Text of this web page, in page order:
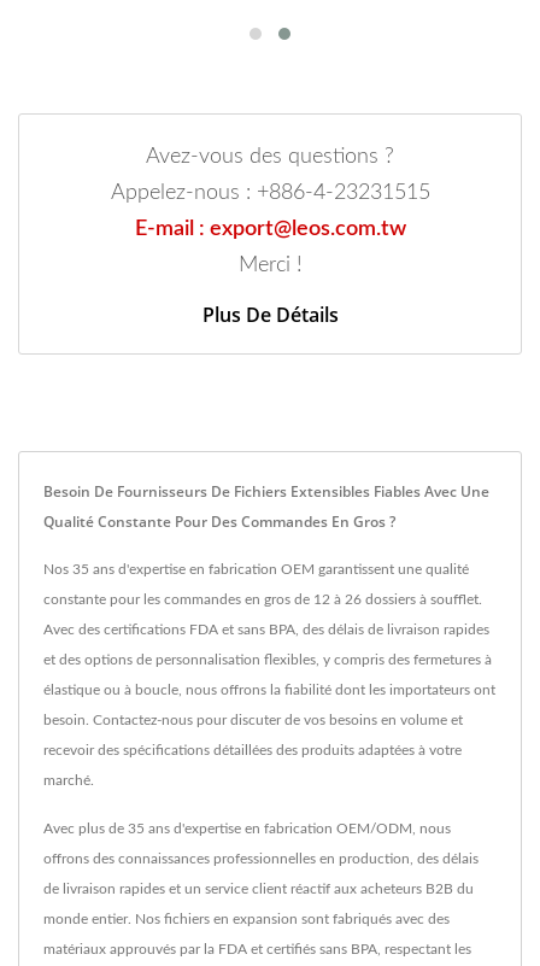
Avez-vous des questions ?
Appelez-nous : +886-4-23231515
E-mail : export@leos.com.tw
Merci !
Plus De Détails
Besoin De Fournisseurs De Fichiers Extensibles Fiables Avec Une
Qualité Constante Pour Des Commandes En Gros ?
Nos 35 ans d'expertise en fabrication OEM garantissent une qualité
constante pour les commandes en gros de 12 à 26 dossiers à soufflet.
Avec des certifications FDA et sans BPA, des délais de livraison rapides
et des options de personnalisation flexibles, y compris des fermetures à
élastique ou à boucle, nous offrons la fiabilité dont les importateurs ont
besoin. Contactez-nous pour discuter de vos besoins en volume et
recevoir des spécifications détaillées des produits adaptées à votre
marché.
Avec plus de 35 ans d'expertise en fabrication OEM/ODM, nous
offrons des connaissances professionnelles en production, des délais
de livraison rapides et un service client réactif aux acheteurs B2B du
monde entier. Nos fichiers en expansion sont fabriqués avec des
matériaux approuvés par la FDA et certifiés sans BPA, respectant les